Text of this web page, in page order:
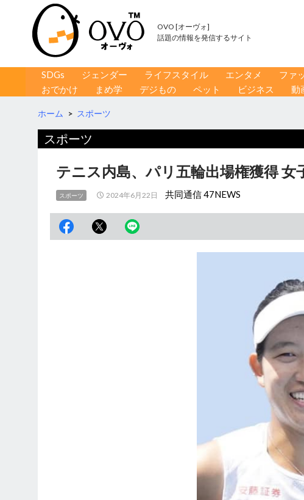
OVO [オーヴォ]
話題の情報を発信するサイト
コンテンツへ移動
SDGs ジェンダー ライフスタイル エンタメ ファ
おでかけ
まめ学 デジもの ペット ビジネス 動
ホーム > スポーツ
スポーツ
テニス内島、パリ五輪出場権獲得 女
スポーツ 2024年6月22日 共同通信 47NEWS